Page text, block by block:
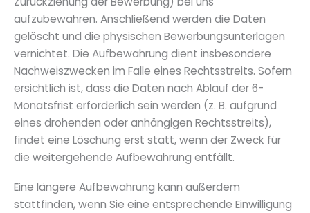
aufzubewahren. Anschließend werden die Daten
gelöscht und die physischen Bewerbungsunterlagen
vernichtet. Die Aufbewahrung dient insbesondere
Nachweiszwecken im Falle eines Rechtsstreits. Sofern
ersichtlich ist, dass die Daten nach Ablauf der 6-
Monatsfrist erforderlich sein werden (z. B. aufgrund
eines drohenden oder anhängigen Rechtsstreits),
findet eine Löschung erst statt, wenn der Zweck für
die weitergehende Aufbewahrung entfällt.
Eine längere Aufbewahrung kann außerdem
stattfinden, wenn Sie eine entsprechende Einwilligung